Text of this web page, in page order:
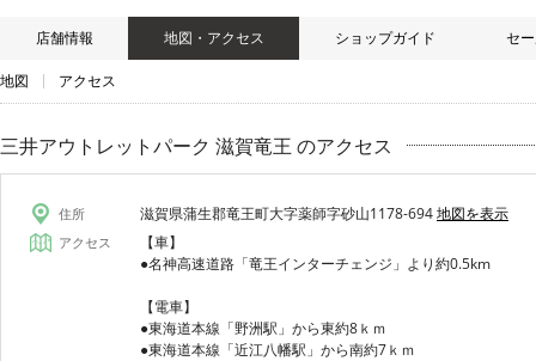
店舗情報 地図・アクセス ショップガイド セ
地図 アクセス
三井アウトレットパーク 滋賀竜王 のアクセス
住所 滋賀県蒲生郡竜王町大字薬師字砂山1178-694地図を表示
アクセス
【車】
●名神高速道路「竜王インターチェンジ」より約0.5km
【電車】
●東海道本線「野洲駅」から東約8ｋｍ
●東海道本線「近江八幡駅」から南約7ｋｍ